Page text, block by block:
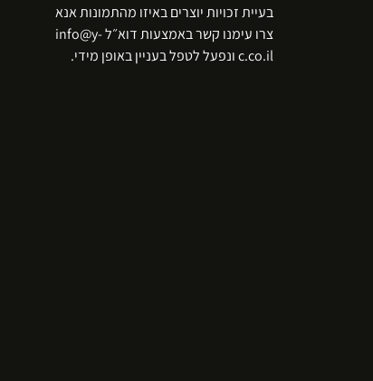
בעיית זכויות יוצרים באיזו מהתמונות אנא
צרו עימנו קשר באמצעות דוא״ל info@y-
c.co.il ונפעל לטפל בעניין באופן מידי.